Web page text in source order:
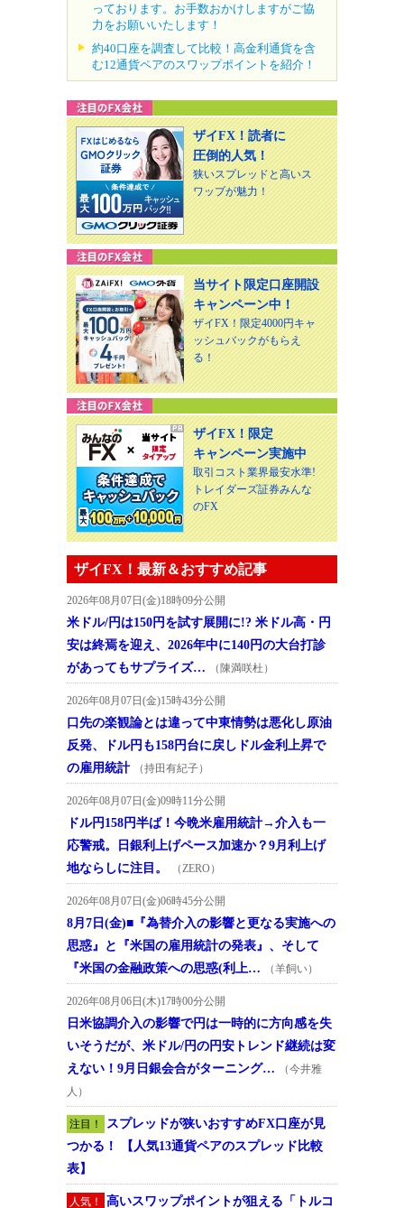
っております。お手数おかけしますがご協
力をお願いいたします！
約40口座を調査して比較！高金利通貨を含
む12通貨ペアのスワップポイントを紹介！
ザイFX！読者に
圧倒的人気！
狭いスプレッドと高いス
ワップが魅力！
当サイト限定口座開設
キャンペーン中！
ザイFX！限定4000円キャ
ッシュバックがもらえ
る！
ザイFX！限定
キャンペーン実施中
取引コスト業界最安水準!
トレイダーズ証券みんな
のFX
ザイFX！最新＆おすすめ記事
2026年08月07日(金)18時09分公開
米ドル/円は150円を試す展開に!? 米ドル高・円
安は終焉を迎え、2026年中に140円の大台打診
があってもサプライズ…
（陳満咲杜）
2026年08月07日(金)15時43分公開
口先の楽観論とは違って中東情勢は悪化し原油
反発、ドル円も158円台に戻しドル金利上昇で
の雇用統計
（持田有紀子）
2026年08月07日(金)09時11分公開
ドル円158円半ば！今晩米雇用統計→介入も一
応警戒。日銀利上げペース加速か？9月利上げ
地ならしに注目。
（ZERO）
2026年08月07日(金)06時45分公開
8月7日(金)■『為替介入の影響と更なる実施への
思惑』と『米国の雇用統計の発表』、そして
『米国の金融政策への思惑(利上…
（羊飼い）
2026年08月06日(木)17時00分公開
日米協調介入の影響で円は一時的に方向感を失
いそうだが、米ドル/円の円安トレンド継続は変
えない！9月日銀会合がターニング…
（今井雅
人）
注目！
スプレッドが狭いおすすめFX口座が見
つかる！ 【人気13通貨ペアのスプレッド比較
表】
人気！ 高いスワップポイントが狙える「トルコ